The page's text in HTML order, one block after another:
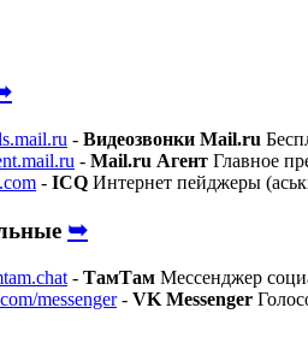
- Видеозвонки Mail.ru
- Mail.ru Агент Главное
- ICQ Интернет пейджеры
➥
- ТамТам Мессенджер
messenger- VK Messenger